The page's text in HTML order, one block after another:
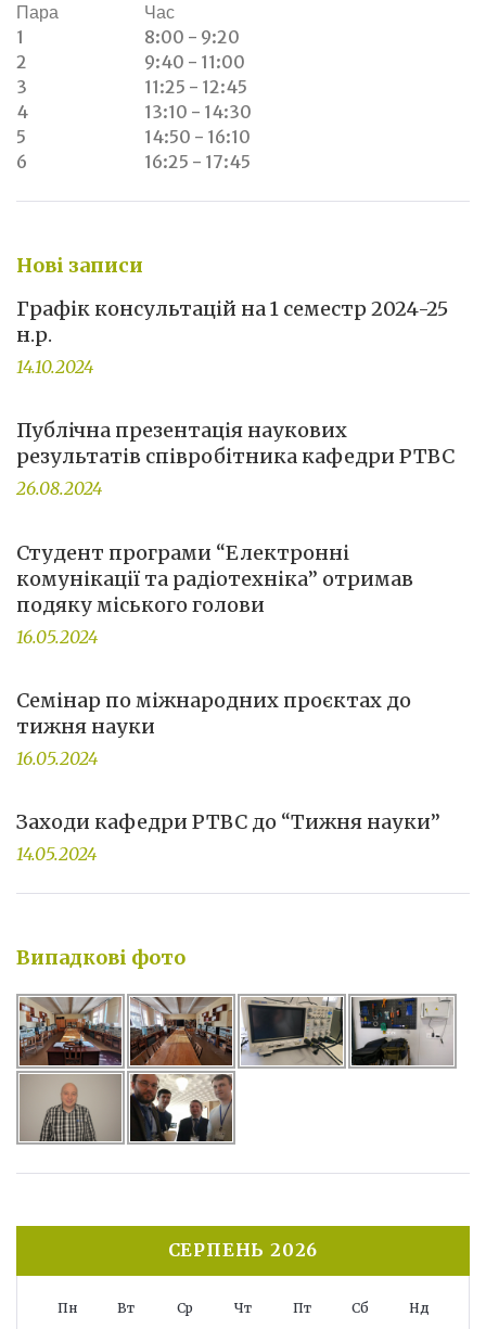
Пара
Час
1
8:00 - 9:20
2
9:40 - 11:00
3
11:25 - 12:45
4
13:10 - 14:30
5
14:50 - 16:10
6
16:25 - 17:45
Нові записи
Графік консультацій на 1 семестр 2024-25
н.р.
14.10.2024
Публічна презентація наукових
результатів співробітника кафедри РТВС
26.08.2024
Студент програми “Електронні
комунікації та радіотехніка” отримав
подяку міського голови
16.05.2024
Семінар по міжнародних проєктах до
тижня науки
16.05.2024
Заходи кафедри РТВС до “Тижня науки”
14.05.2024
Випадкові фото
СЕРПЕНЬ 2026
Пн Вт Ср Чт Пт Сб Нд